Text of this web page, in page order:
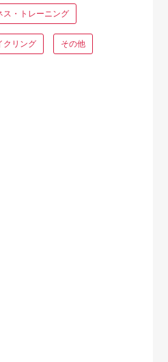
ス・トレーニング
クリング その他